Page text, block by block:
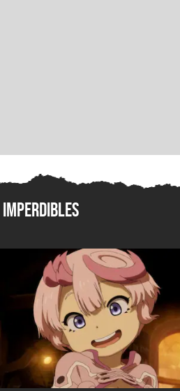
Imperdibles